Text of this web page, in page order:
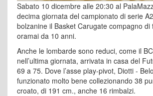
Sabato 10 dicembre alle 20:30 al
decima giornata del campionato di serie
bolzanine il Basket Carugate compagno di
oramai da 10 anni.
Anche le lombarde sono reduci, come il
nell’ultima giornata, arrivata in casa del
69 a 75. Dove l’asse play-pivot, Diotti -
funzionato molto bene collezionando 38
croato, di 191 cm., anche 16 rimbalzi.